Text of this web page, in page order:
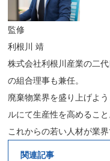
監修
利根川 靖
株式会社利根川産業の二
の組合理事も兼任。
廃棄物業界を盛り上げよ
ルにて生産性を高めること
これからの若い人材が業
関連記事